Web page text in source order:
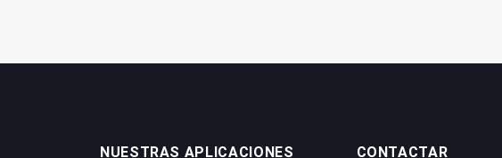
NUESTRAS APLICACIONES CONTACTAR